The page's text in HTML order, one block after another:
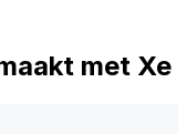
met Xe